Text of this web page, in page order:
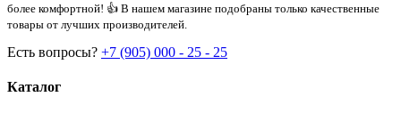
более комфортной! 👍 В нашем магазине подобраны только качественные
товары от лучших производителей.
Есть вопросы? +7 (905) 000 - 25 - 25
Каталог